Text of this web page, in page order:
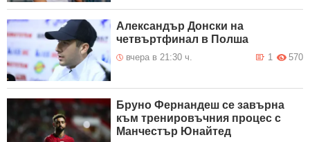
Александър Донски на
четвъртфинал в Полша
вчера в 21:30 ч. 570
1
Бруно Фернандеш се завърна
към тренировъчния процес с
Манчестър Юнайтед